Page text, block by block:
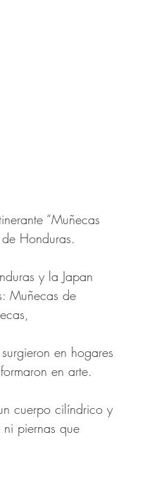
“Muñecas
Honduras.
y la Japan
Muñecas de
en hogares
en arte.
cuerpo cilíndrico y
piernas que